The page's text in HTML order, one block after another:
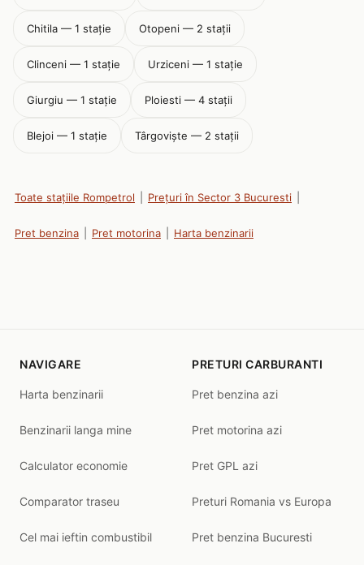
Chitila — 1 stație Otopeni — 2 stații
Clinceni — 1 stație Urziceni — 1 stație
Giurgiu — 1 stație Ploiesti — 4 stații
Blejoi — 1 stație Târgoviște — 2 stații
Toate stațiile Rompetrol Prețuri în Sector 3 Bucuresti
Pret benzina Pret motorina Harta benzinarii
NAVIGARE
Harta benzinarii
Benzinarii langa mine
Calculator economie
Comparator traseu
Cel mai ieftin combustibil
PRETURI CARBURANTI
Pret benzina azi
Pret motorina azi
Pret GPL azi
Preturi Romania vs Europa
Pret benzina Bucuresti